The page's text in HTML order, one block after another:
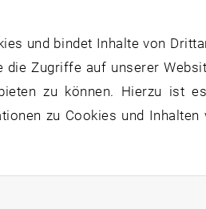
Newsletter
sowie TUW
Sie informiert
und bindet Inhalte von
Zugriffe auf unserer
zu können. Hierzu ist
zu Cookies und